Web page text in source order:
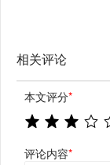
相关评论
本文评分*
评论内容*